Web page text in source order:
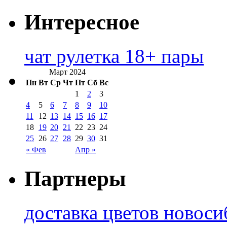
Интересное
чат рулетка 18+ пары
Март 2024
Пн Вт Ср Чт Пт Сб Вс
« Фев Апр »
1 2
3
4
5 6 7 8 9
10
11
12 13 14 15 16 17
18 19 20 21 22 23 24
25 26 27 28 29 30 31
Партнеры
доставка цветов